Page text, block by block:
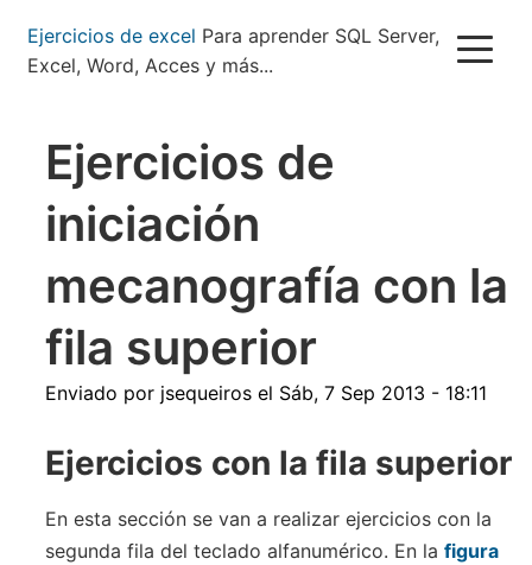
Pasar
contenido
Ejercicios de excel Para aprender SQL Server,
Excel, Word, Acces y más...
Ejercicios de
iniciación
mecanografía con la
fila superior
Enviado por jsequeiros el Sáb, 7 Sep 2013 - 18:11
Ejercicios con la fila superior
En esta sección se van a realizar ejercicios con la
segunda fila del teclado alfanumérico. En la figura